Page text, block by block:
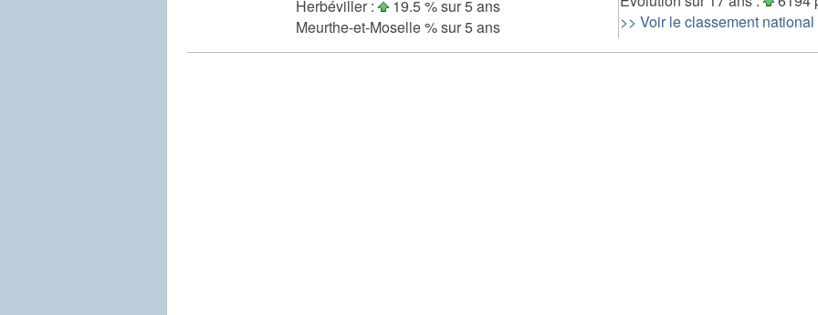
Herbéviller :
19.5 % sur 5 ans
Meurthe-et-Moselle % sur 5 ans
>> Voir le classement national